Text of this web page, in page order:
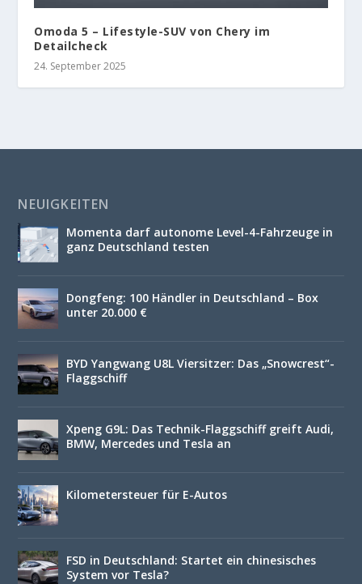
Omoda 5 – Lifestyle-SUV von Chery im
Detailcheck
24. September 2025
NEUIGKEITEN
Momenta darf autonome Level-4-Fahrzeuge in
ganz Deutschland testen
Dongfeng: 100 Händler in Deutschland – Box
unter 20.000 €
BYD Yangwang U8L Viersitzer: Das „Snowcrest“-
Flaggschiff
Xpeng G9L: Das Technik-Flaggschiff greift Audi,
BMW, Mercedes und Tesla an
Kilometersteuer für E-Autos
FSD in Deutschland: Startet ein chinesisches
System vor Tesla?